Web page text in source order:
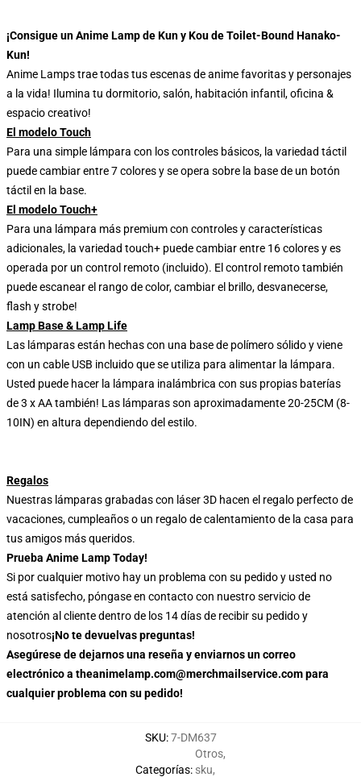
¡Consigue un Anime Lamp de Kun y Kou de Toilet-Bound Hanako-
Kun!
Anime Lamps trae todas tus escenas de anime favoritas y personajes
a la vida! Ilumina tu dormitorio, salón, habitación infantil, oficina &
espacio creativo!
El modelo Touch
Para una simple lámpara con los controles básicos, la variedad táctil
puede cambiar entre 7 colores y se opera sobre la base de un botón
táctil en la base.
El modelo Touch+
Para una lámpara más premium con controles y características
adicionales, la variedad touch+ puede cambiar entre 16 colores y es
operada por un control remoto (incluido). El control remoto también
puede escanear el rango de color, cambiar el brillo, desvanecerse,
flash y strobe!
Lamp Base & Lamp Life
Las lámparas están hechas con una base de polímero sólido y viene
con un cable USB incluido que se utiliza para alimentar la lámpara.
Usted puede hacer la lámpara inalámbrica con sus propias baterías
de 3 x AA también! Las lámparas son aproximadamente 20-25CM (8-
10IN) en altura dependiendo del estilo.
Regalos
Nuestras lámparas grabadas con láser 3D hacen el regalo perfecto de
vacaciones, cumpleaños o un regalo de calentamiento de la casa para
tus amigos más queridos.
Prueba Anime Lamp Today!
Si por cualquier motivo hay un problema con su pedido y usted no
está satisfecho, póngase en contacto con nuestro servicio de
atención al cliente dentro de los 14 días de recibir su pedido y
nosotros¡No te devuelvas preguntas!
Asegúrese de dejarnos una reseña y enviarnos un correo
electrónico a theanimelamp.com@merchmailservice.com para
cualquier problema con su pedido!
SKU:7-DM637
Categorías:
Otros,
sku,